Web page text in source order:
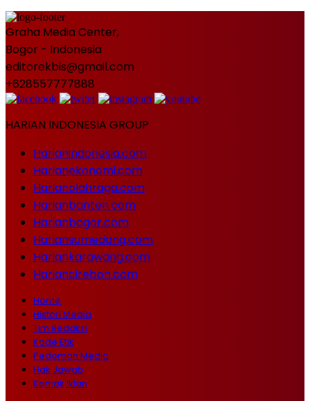
Graha Media Center,
Bogor - Indonesia
editorekbis@gmail.com
+628557777888
HARIAN INDONESIA GROUP
Harianindonesia.com
Harianekonomi.com
Harianolahraga.com
Harianbanten.com
Harianbogor.com
Hariansumedang.com
Hariankarawang.com
Hariancirebon.com
Home
Histori Media
Tim Redaksi
Kode Etik
Pedoman Media
Hak Jawab
Kontak Iklan